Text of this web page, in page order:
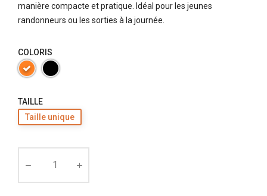
manière compacte et pratique. Idéal pour les jeunes
randonneurs ou les sorties à la journée.
COLORIS
TAILLE
Taille unique